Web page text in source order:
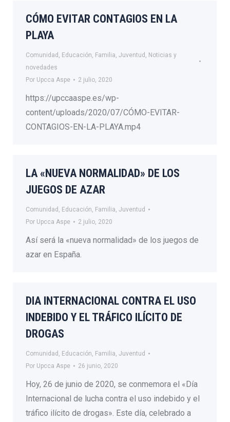
CÓMO EVITAR CONTAGIOS EN LA
PLAYA
Comunidad , Educación, Familia, Juventud , Noticias y
novedades
Por Upcca Aspe 2 julio, 2020
https://upccaaspe.es/wp-
content/uploads/2020/07/CÓMO-EVITAR-
CONTAGIOS-EN-LA-PLAYA.mp4
LA «NUEVA NORMALIDAD» DE LOS
JUEGOS DE AZAR
Comunidad , Educación, Familia, Juventud
Por Upcca Aspe 2 julio, 2020
Así será la «nueva normalidad» de los juegos de
azar en España.
DIA INTERNACIONAL CONTRA EL USO
INDEBIDO Y EL TRÁFICO ILÍCITO DE
DROGAS
Comunidad , Educación, Familia, Juventud
Por Upcca Aspe 26 junio, 2020
Hoy, 26 de junio de 2020, se conmemora el «Día
Internacional de lucha contra el uso indebido y el
tráfico ilícito de drogas». Este día, celebrado a